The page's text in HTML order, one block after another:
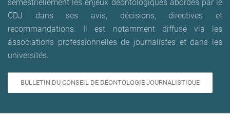
semestriellement les enjeux déontologiques abordés par le
CDJ dans ses avis, décisions, directives et
recommandations. Il est notamment diffusé via les
associations professionnelles de journalistes et dans les
universités.
BULLETIN DU CONSEIL DE DÉONTOLOGIE JOURNALISTIQUE